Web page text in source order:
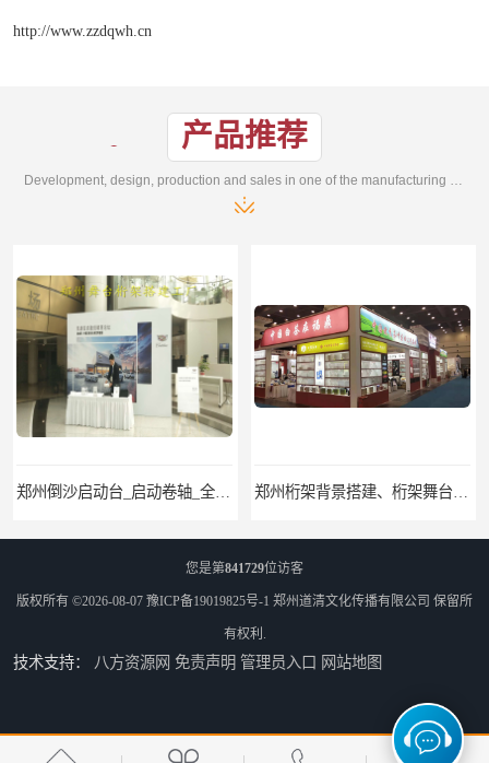
http://www.zzdqwh.cn
产品推荐
您是第841729位访客
版权所有 ©2026-08-07 豫ICP备19019825号-1 郑州道清文化传播有限公司 保留所
有权利.
技术支持： 八方资源网 免责声明 管理员入口 网站地图